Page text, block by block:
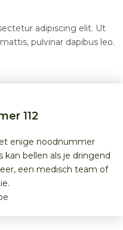
adipiscing elit. Ut
pulvinar dapibus leo.
112
enige noodnummer
kan bellen als je dringend
een medisch team of